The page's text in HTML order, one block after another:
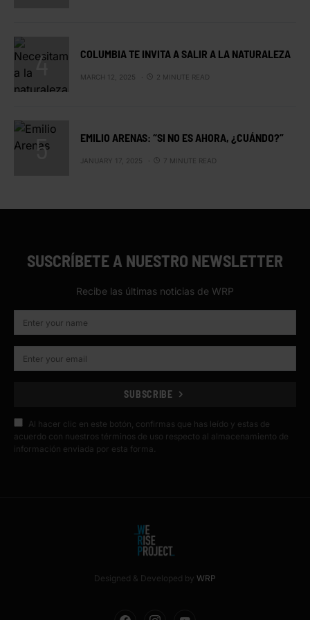
COLUMBIA TE INVITA A SALIR A LA NATURALEZA
MARCH 12, 2025 2 MINUTE READ
EMILIO ARENAS: “SI NO ES AHORA, ¿CUÁNDO?”
JANUARY 17, 2025 7 MINUTE READ
SUSCRÍBETE A NUESTRO NEWSLETTER
Recibe las últimas noticias de WRP
SUBSCRIBE
Al hacer clic en este botón, confirmas que has leído y estas de
acuerdo con nuestros términos de uso respecto al almacenamiento de
información enviada por esta forma.
Designed & Developed by WRP